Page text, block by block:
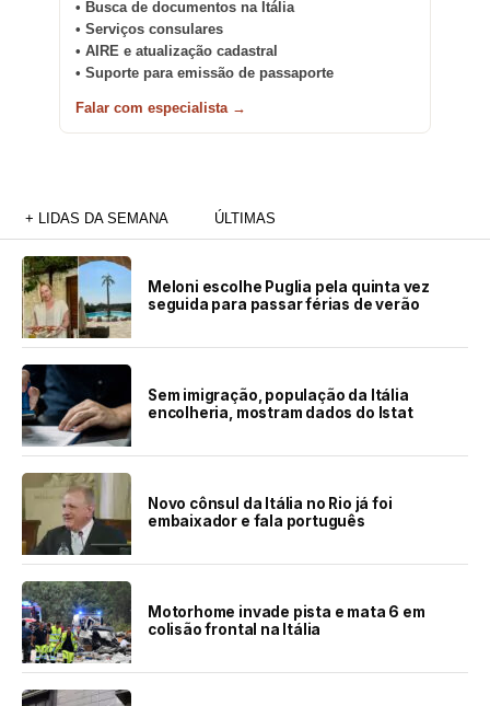
• Busca de documentos na Itália
• Serviços consulares
• AIRE e atualização cadastral
• Suporte para emissão de passaporte
Falar com especialista →
+ LIDAS DA SEMANA ÚLTIMAS
Meloni escolhe Puglia pela quinta vez
seguida para passar férias de verão
Sem imigração, população da Itália
encolheria, mostram dados do Istat
Novo cônsul da Itália no Rio já foi
embaixador e fala português
Motorhome invade pista e mata 6 em
colisão frontal na Itália